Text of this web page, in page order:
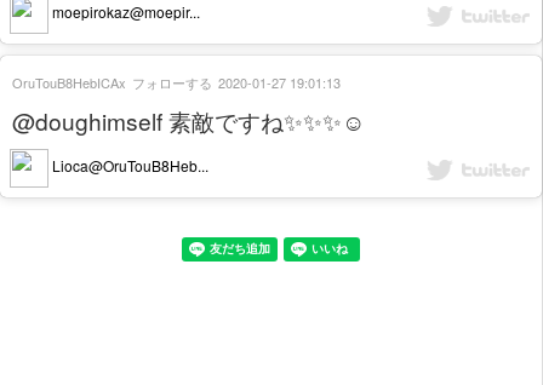
moepirokaz@moepir...
@doughimself 素敵ですね✨✨✨☺️
Lioca@OruTouB8Heb...
OruTouB8HebICAx フォローする 2020-01-27 19:01:13